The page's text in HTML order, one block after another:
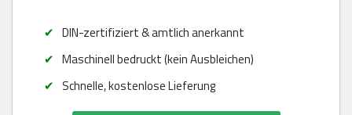
DIN-zertifiziert & amtlich anerkannt
Maschinell bedruckt (kein Ausbleichen)
Schnelle, kostenlose Lieferung